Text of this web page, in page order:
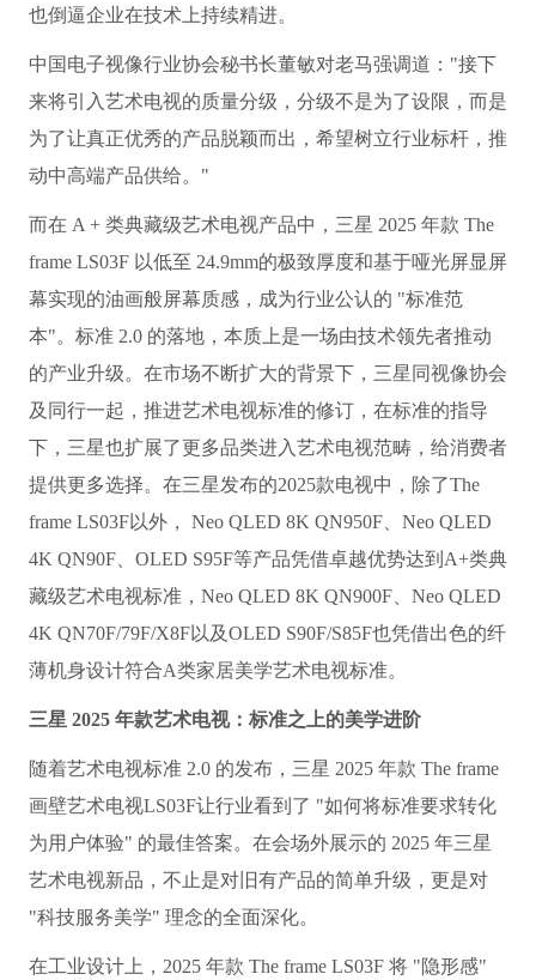
也倒逼企业在技术上持续精进。
中国电子视像行业协会秘书长董敏对老马强调道："接下
来将引入艺术电视的质量分级，分级不是为了设限，而是
为了让真正优秀的产品脱颖而出，希望树立行业标杆，推
动中高端产品供给。"
而在 A + 类典藏级艺术电视产品中，三星 2025 年款 The
frame LS03F 以低至 24.9mm的极致厚度和基于哑光屏显屏
幕实现的油画般屏幕质感，成为行业公认的 "标准范
本"。标准 2.0 的落地，本质上是一场由技术领先者推动
的产业升级。在市场不断扩大的背景下，三星同视像协会
及同行一起，推进艺术电视标准的修订，在标准的指导
下，三星也扩展了更多品类进入艺术电视范畴，给消费者
提供更多选择。在三星发布的2025款电视中，除了The
frame LS03F以外， Neo QLED 8K QN950F、Neo QLED
4K QN90F、OLED S95F等产品凭借卓越优势达到A+类典
藏级艺术电视标准，Neo QLED 8K QN900F、Neo QLED
4K QN70F/79F/X8F以及OLED S90F/S85F也凭借出色的纤
薄机身设计符合A类家居美学艺术电视标准。
三星 2025 年款艺术电视：标准之上的美学进阶
随着艺术电视标准 2.0 的发布，三星 2025 年款 The frame
画壁艺术电视LS03F让行业看到了 "如何将标准要求转化
为用户体验" 的最佳答案。在会场外展示的 2025 年三星
艺术电视新品，不止是对旧有产品的简单升级，更是对
"科技服务美学" 理念的全面深化。
在工业设计上，2025 年款 The frame LS03F 将 "隐形感"